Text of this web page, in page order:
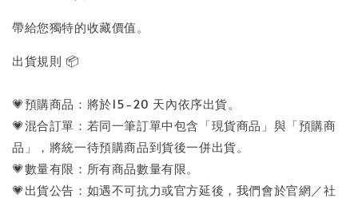
帶給您獨特的收藏價值。
出貨規則 📦
💗預購商品：將於15-20 天內依序出貨。
💗混合訂單：若同一筆訂單中包含「現貨商品」與「預購商
品」，將統一待預購商品到貨後一併出貨。
💗數量有限：所有商品數量有限。
💗出貨公告：如遇不可抗力或官方延後，我們會於官網／社